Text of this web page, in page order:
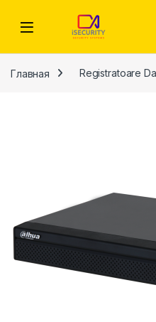
Главная Registratoare